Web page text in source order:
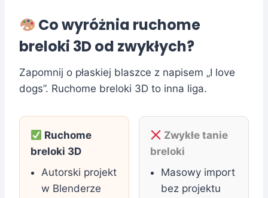
Co wyróżnia ruchome
breloki 3D od zwykłych?
Zapomnij o płaskiej blaszce z napisem „I love
dogs”. Ruchome breloki 3D to inna liga.
Ruchome
breloki 3D
Autorski projekt
w Blenderze
Zwykłe tanie
breloki
Masowy import
bez projektu